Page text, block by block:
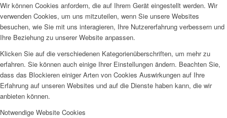
Wir können Cookies anfordern, die auf Ihrem Gerät eingestellt werden. Wir
verwenden Cookies, um uns mitzuteilen, wenn Sie unsere Websites
besuchen, wie Sie mit uns interagieren, Ihre Nutzererfahrung verbessern und
Ihre Beziehung zu unserer Website anpassen.
Klicken Sie auf die verschiedenen Kategorienüberschriften, um mehr zu
erfahren. Sie können auch einige Ihrer Einstellungen ändern. Beachten Sie,
dass das Blockieren einiger Arten von Cookies Auswirkungen auf Ihre
Erfahrung auf unseren Websites und auf die Dienste haben kann, die wir
anbieten können.
Notwendige Website Cookies